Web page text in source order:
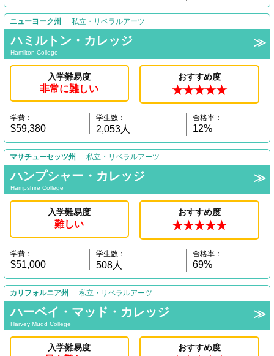
ニューヨーク州 私立・リベラルアーツ
ハミルトン・カレッジ
Hamilton College
入学難易度
非常に難しい
おすすめ度
★★★★★
学費：
$59,380
学生数：
2,053人
合格率：
12%
マサチューセッツ州 私立・リベラルアーツ
ハンプシャー・カレッジ
Hampshire College
入学難易度
難しい
おすすめ度
★★★★★
学費：
$51,000
学生数：
508人
合格率：
69%
カリフォルニア州 私立・リベラルアーツ
ハーベイ・マッド・カレッジ
Harvey Mudd College
入学難易度 おすすめ度